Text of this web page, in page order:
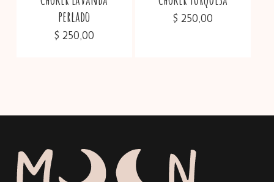
perlado
$ 250,00
$ 250,00